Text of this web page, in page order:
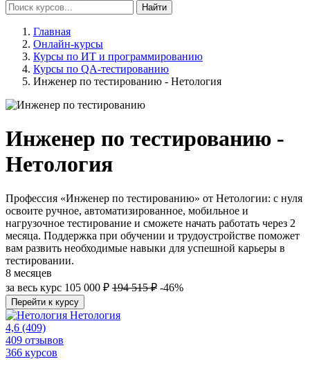
Найти
Главная
Онлайн-курсы
Курсы по ИТ и программированию
Курсы по QA-тестированию
Инженер по тестированию - Нетология
Инженер по тестированию -
Нетология
Профессия «Инженер по тестированию» от Нетологии: с нуля
освоите ручное, автоматизированное, мобильное и
нагрузочное тестирование и сможете начать работать через 2
месяца. Поддержка при обучении и трудоустройстве поможет
вам развить необходимые навыки для успешной карьеры в
тестировании.
8 месяцев
за весь курс 105 000 ₽ 194 515 ₽ -46%
Перейти к курсу
Нетология
4,6 (409)
409 отзывов
366 курсов